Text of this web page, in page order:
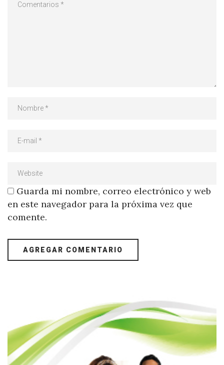
Guarda mi nombre, correo electrónico y web
en este navegador para la próxima vez que
comente.